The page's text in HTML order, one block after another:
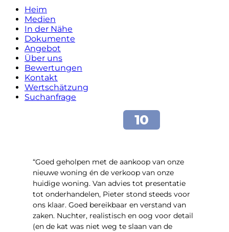
Heim
Medien
In der Nähe
Dokumente
Angebot
Über uns
Bewertungen
Kontakt
Wertschätzung
Suchanfrage
“Goed geholpen met de aankoop van onze
nieuwe woning én de verkoop van onze
huidige woning. Van advies tot presentatie
tot onderhandelen, Pieter stond steeds voor
ons klaar. Goed bereikbaar en verstand van
zaken. Nuchter, realistisch en oog voor detail
(en de kat was niet weg te slaan van de